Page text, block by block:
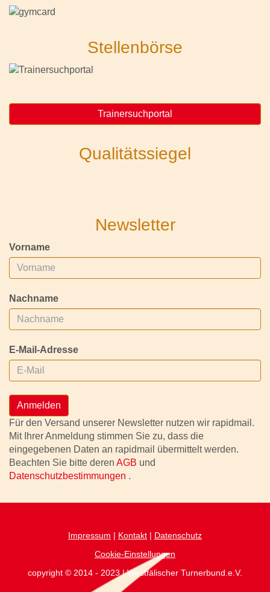
Stellenbörse
Trainersuchportal
Qualitätssiegel
Newsletter
Vorname
Nachname
E-Mail-Adresse
Anmelden
Für den Versand unserer Newsletter nutzen wir rapidmail.
Mit Ihrer Anmeldung stimmen Sie zu, dass die
eingegebenen Daten an rapidmail übermittelt werden.
Beachten Sie bitte deren AGB und
Datenschutzbestimmungen .
Impressum | Kontakt | Datenschutz
Cookie-Einstellungen
copyright © 2014 - 2023 | Westfälischer Turnerbund.e.V.